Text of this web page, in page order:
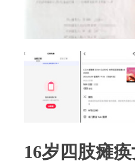
16岁四肢瘫